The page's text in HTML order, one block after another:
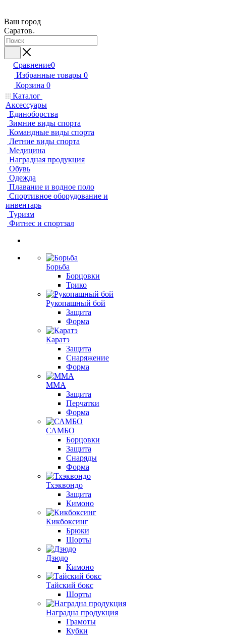
Ваш город
Саратов
Сравнение0
Избранные товары 0
Корзина 0
Каталог
Аксессуары
Единоборства
Зимние виды спорта
Командные виды спорта
Летние виды спорта
Медицина
Наградная продукция
Обувь
Одежда
Плавание и водное поло
Спортивное оборудование и
инвентарь
Туризм
Фитнес и спортзал
Борьба
Борцовки
Трико
Рукопашный бой
Защита
Форма
Каратэ
Защита
Снаряжение
Форма
ММА
Защита
Перчатки
Форма
САМБО
Борцовки
Защита
Снаряды
Форма
Тхэквондо
Защита
Кимоно
Кикбоксинг
Брюки
Шорты
Дзюдо
Кимоно
Тайский бокс
Шорты
Наградна продукция
Грамоты
Кубки